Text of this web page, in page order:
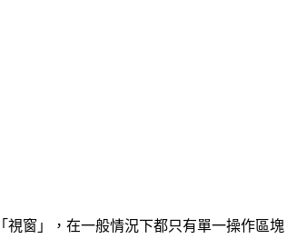
窗」，在一般情況下都只有單一操作區